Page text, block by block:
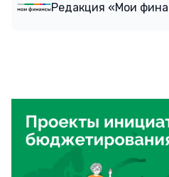
Редакция «Мои